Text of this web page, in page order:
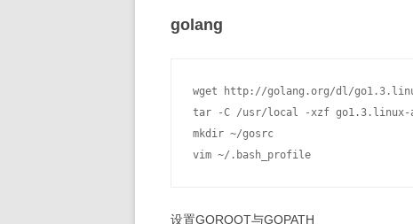
golang
wget http://golang.org/dl/
tar -C /usr/local -xzf go1.3.linux-
mkdir ~/gosrc
设置GOROOT与GOPATH